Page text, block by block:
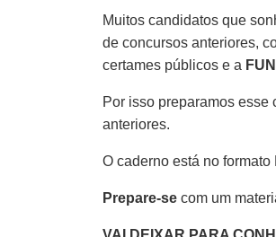
Muitos candidatos que
de concursos anteriores,
certames públicos e a
Por isso preparamos
anteriores.
O caderno está no
Prepare-se com um